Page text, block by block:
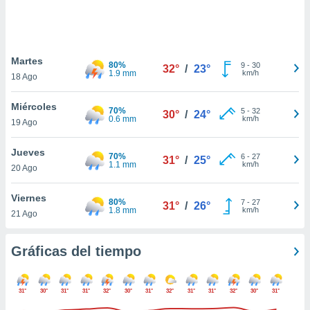
únicos
similares
como
IP
de
traten tus
a lo que
Martes
18 Ago
80%
1.9 mm
32° / 23° 9- 30
km/h
Miércoles
19 Ago
70%
0.6 mm
30° / 24° 5- 32
km/h
Jueves
20 Ago
70%
1.1 mm
31° / 25° 6- 27
km/h
Viernes
21 Ago
80%
1.8 mm
31° / 26° 7- 27
km/h
Gráficas del tiempo
31° 30° 31° 31° 32° 30° 31° 32° 31° 31° 32° 30° 31°